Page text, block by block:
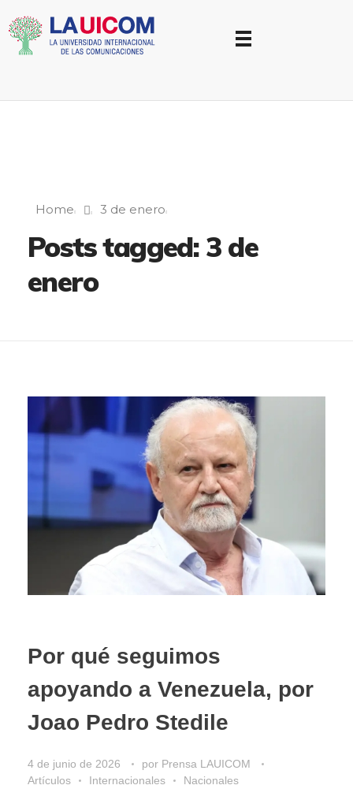
Home 3 de enero
Posts tagged: 3 de
enero
Por qué seguimos
apoyando a Venezuela, por
Joao Pedro Stedile
4 de junio de 2026 por Prensa LAUICOM
Artículos
Internacionales Nacionales